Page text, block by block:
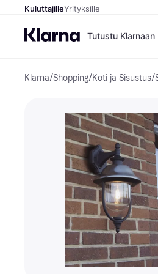
KuluttajilleYrityksille
Tutustu Klarnaan
Klarna/Shopping/Koti ja Sisustus/